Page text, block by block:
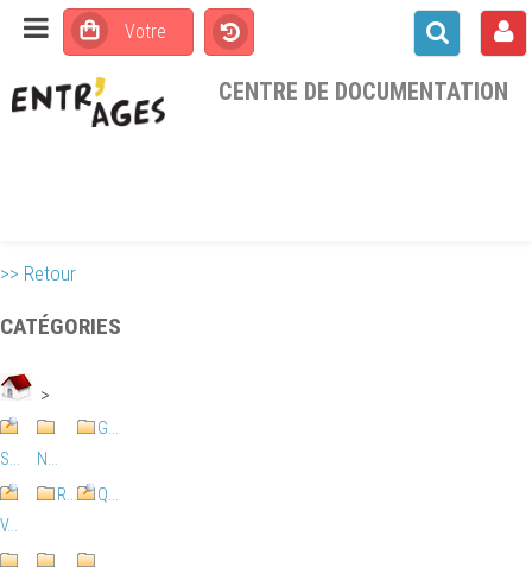
CENTRE DE DOCUMENTATION
>> Retour
CATÉGORIES
>
S... N...
G...
V...
R... Q...